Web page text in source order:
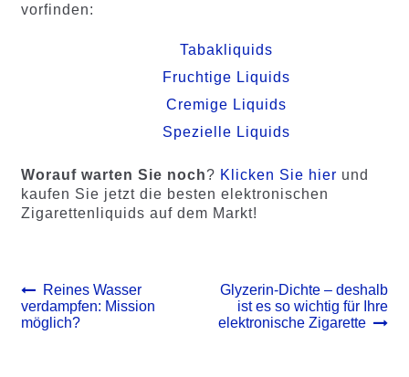
vorfinden:
Tabakliquids
Fruchtige Liquids
Cremige Liquids
Spezielle Liquids
Worauf warten Sie noch? Klicken Sie hier und
kaufen Sie jetzt die besten elektronischen
Zigarettenliquids auf dem Markt!
Beitrags-
Navigation
Vorheriger
Beitrag:
Reines Wasser
verdampfen: Mission
möglich?
Nächster
Beitrag:
Glyzerin-Dichte – deshalb
ist es so wichtig für Ihre
elektronische Zigarette